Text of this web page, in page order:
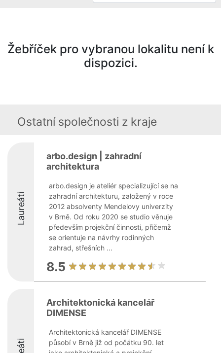
Žebříček pro vybranou lokalitu není k
dispozici.
Ostatní společnosti z kraje
Laureáti
arbo.design | zahradní
architektura
arbo.design je ateliér specializující se na
zahradní architekturu, založený v roce
2012 absolventy Mendelovy univerzity
v Brně. Od roku 2020 se studio věnuje
především projekční činnosti, přičemž
se orientuje na návrhy rodinných
zahrad, střešních ...
8.5
Architektonická kancelář
DIMENSE
Architektonická kancelář DIMENSE
působí v Brně již od počátku 90. let